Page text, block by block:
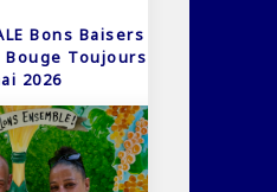
Bons Baisers
Bouge Toujours
2026